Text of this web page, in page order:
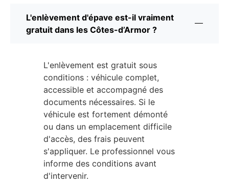
L'enlèvement d'épave est-il vraiment
gratuit dans les Côtes-d’Armor ?
L'enlèvement est gratuit sous
conditions : véhicule complet,
accessible et accompagné des
documents nécessaires. Si le
véhicule est fortement démonté
ou dans un emplacement difficile
d'accès, des frais peuvent
s'appliquer. Le professionnel vous
informe des conditions avant
d'intervenir.